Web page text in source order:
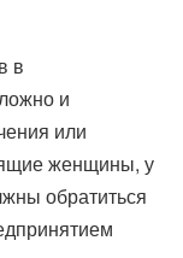
в
и
или
женщины, у
обратиться